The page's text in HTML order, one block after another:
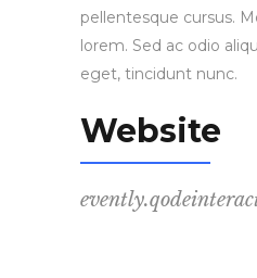
pellentesque cursus.
lorem. Sed ac odio
eget, tincidunt nunc.
Website